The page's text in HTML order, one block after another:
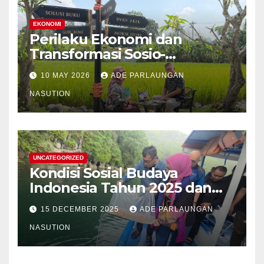
EKONOMI
Perilaku Ekonomi dan
Transformasi Sosio-
Struktural Masyarakat Agraris
Sumatera Utara: Analisis
Komparatif Sektor
Perkebunan Kelapa Sawit,
Tanaman Palawija, dan Hasil
Hutan Bukan Kayu
10 MAY 2026 ADE PARLAUNGAN
NASUTION
UNCATEGORIZED
Kondisi Sosial Budaya
Indonesia Tahun 2025 dan
Proyeksi Strategis Tahun
2026
15 DECEMBER 2025 ADE PARLAUNGAN
NASUTION